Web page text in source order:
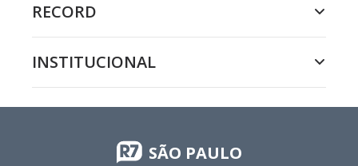
RECORD
INSTITUCIONAL
SÃO PAULO